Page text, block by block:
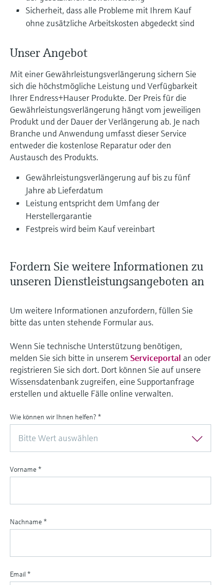
Device Viewer
Ersatzteilsuche
Ersatzteile anhand von Produktwurzel,
Bestellcode oder Seriennummer finden
Füllstandsmessung
Alle ansehen
Analysatoren für Härte, Eisen,
Aluminium & Chromat
Prozessphotometer
Mikrowellentransmission
Memosens-Technologie
Alle ansehen
Sicherheit, dass alle Probleme mit Ihrem Kauf
ohne zusätzliche Arbeitskosten abgedeckt sind
Unser Angebot
Mit einer Gewährleistungsverlängerung sichern Sie
sich die höchstmögliche Leistung und Verfügbarkeit
Ihrer Endress+Hauser Produkte. Der Preis für die
Gewährleistungsverlängerung hängt vom jeweiligen
Produkt und der Dauer der Verlängerung ab. Je nach
Branche und Anwendung umfasst dieser Service
entweder die kostenlose Reparatur oder den
Austausch des Produkts.
Gewährleistungsverlängerung auf bis zu fünf
Jahre ab Lieferdatum
Leistung entspricht dem Umfang der
Herstellergarantie
Festpreis wird beim Kauf vereinbart
Fordern Sie weitere Informationen zu
unseren Dienstleistungsangeboten an
Um weitere Informationen anzufordern, füllen Sie
bitte das unten stehende Formular aus.
Wenn Sie technische Unterstützung benötigen,
melden Sie sich bitte in unserem Serviceportal an oder
registrieren Sie sich dort. Dort können Sie auf unsere
Wissensdatenbank zugreifen, eine Supportanfrage
erstellen und aktuelle Fälle online verwalten.
Wie können wir Ihnen helfen? *
Bitte Wert auswählen
Vorname *
Nachname *
Email *